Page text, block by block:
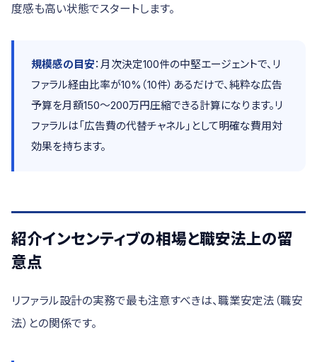
度感も高い状態でスタートします。
規模感の目安：月次決定100件の中堅エージェントで、リ
ファラル経由比率が10%（10件）あるだけで、純粋な広告
予算を月額150〜200万円圧縮できる計算になります。リ
ファラルは「広告費の代替チャネル」として明確な費用対
効果を持ちます。
紹介インセンティブの相場と職安法上の留
意点
リファラル設計の実務で最も注意すべきは、職業安定法（職安
法）との関係です。